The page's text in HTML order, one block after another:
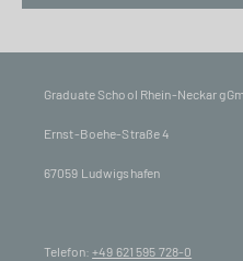
Graduate School Rhein-Neckar
Ernst-Boehe-Straße 4
67059 Ludwigshafen
Telefon:+49 621 595 728-0